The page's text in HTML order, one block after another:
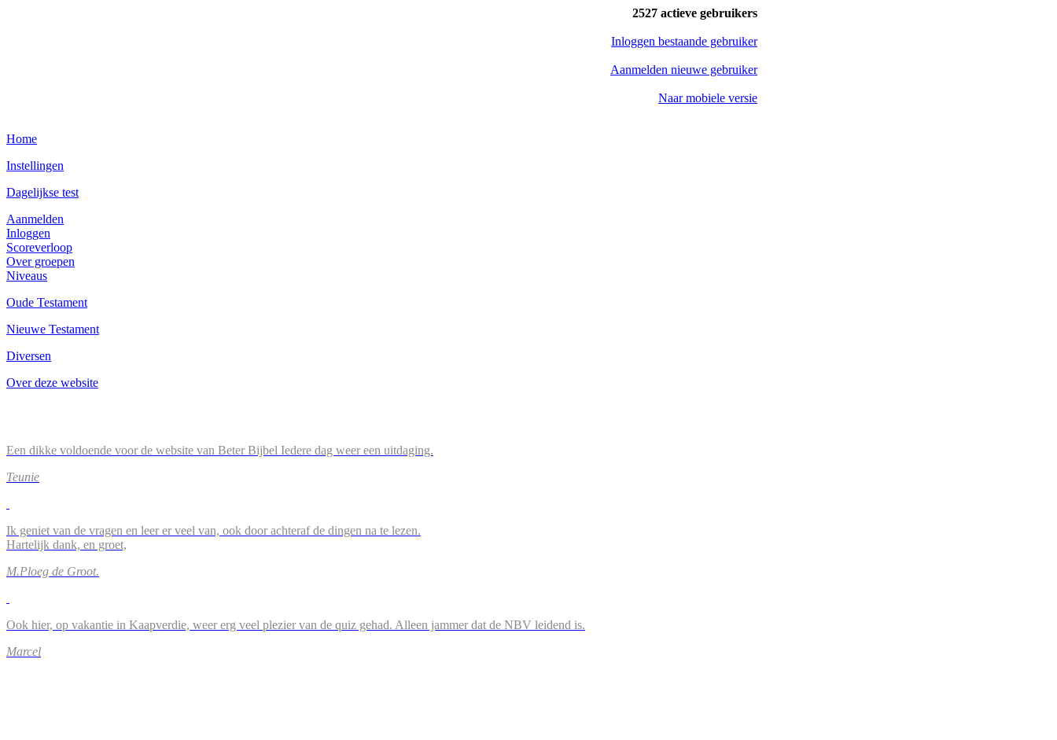
2527 actieve gebruikers
Inloggen bestaande gebruiker
Aanmelden nieuwe gebruiker
Naar mobiele versie
Home
Instellingen
Dagelijkse test
Aanmelden
Inloggen
Scoreverloop
Over groepen
Niveaus
Oude Testament
Nieuwe Testament
Diversen
Over deze website
Een dikke voldoende voor de website van Beter Bijbel Iedere dag weer een uitdaging.
Teunie
Ik geniet van de vragen en leer er veel van, ook door achteraf de dingen na te lezen.
Hartelijk dank, en groet,
M.Ploeg de Groot.
Ook hier, op vakantie in Kaapverdie, weer erg veel plezier van de quiz gehad. Alleen jammer dat de NBV leidend is.
Marcel